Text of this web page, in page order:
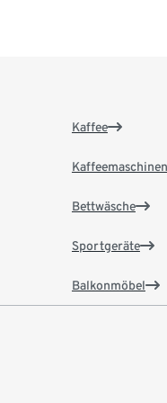
Kaffee
Kaffeemaschinen
Bettwäsche
Sportgeräte
Balkonmöbel